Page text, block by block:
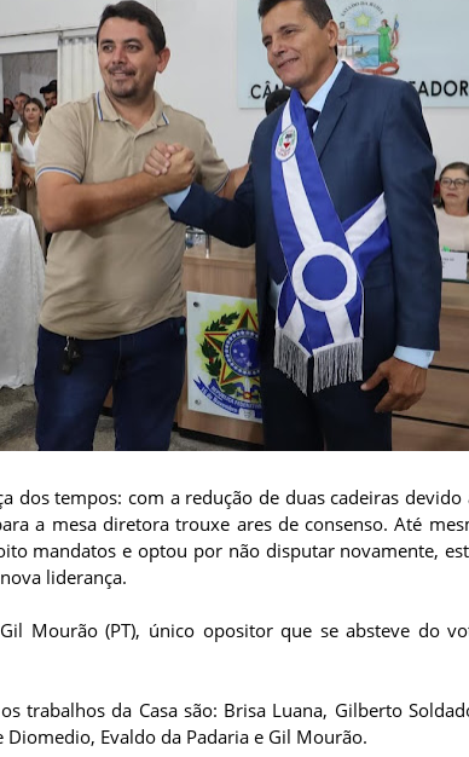
dos tempos: com a redução de duas cadeiras
a mesa diretora trouxe ares de consenso. Até
mandatos e optou por não disputar novamente,
liderança.
Mourão (PT), único opositor que se absteve do
trabalhos da Casa são: Brisa Luana, Gilberto
Evaldo da Padaria e Gil Mourão.